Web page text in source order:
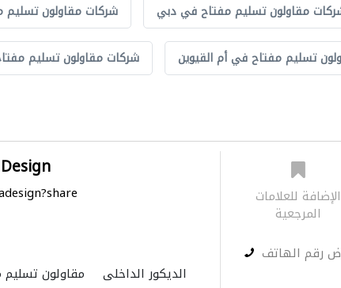
شركات مقاولون مقاولون تسليم مفتاح في دبي
شركات مقاولون تسليم تسليم مفتاح في أم القيوين
مقاولون تسليم الديكور الداخلي
الإضافة للعلامات
المرجعية
رقم الهاتف